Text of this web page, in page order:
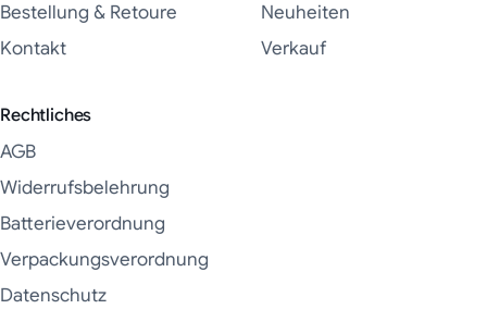
Bestellung & Retoure
Kontakt
Neuheiten
Verkauf
Rechtliches
AGB
Widerrufsbelehrung
Batterieverordnung
Verpackungsverordnung
Datenschutz